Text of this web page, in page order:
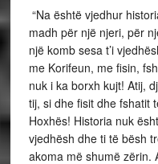
“Na është vjedhur
madh për një njeri, për
një komb sesa t’i
me Korifeun, me fisin,
nuk i ka borxh kujt! Atij,
tij, si dhe fisit dhe fshatit
Hoxhës! Historia nuk
vjedhësh dhe ti të bësh
akoma më shumë zërin.